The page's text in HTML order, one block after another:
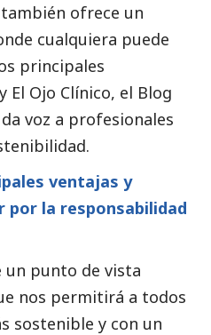
ofrece un
cualquiera puede
principales
El Ojo Clínico, el Blog
voz a profesionales
ventajas y
por la responsabilidad
un punto de vista
nos permitirá a todos
sostenible y con un